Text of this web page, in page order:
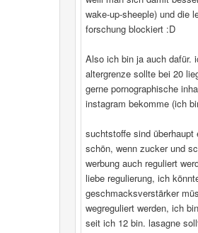
wake-up-sheeple) und die
forschung blockiert :D
Also ich bin ja auch dafür.
altergrenze sollte bei 20
gerne pornographische
instagram bekomme (ich
suchtstoffe sind überhaupt
schön, wenn zucker und
werbung auch reguliert
liebe regulierung, ich
geschmacksverstärker
wegreguliert werden, ich
seit ich 12 bin. lasagne